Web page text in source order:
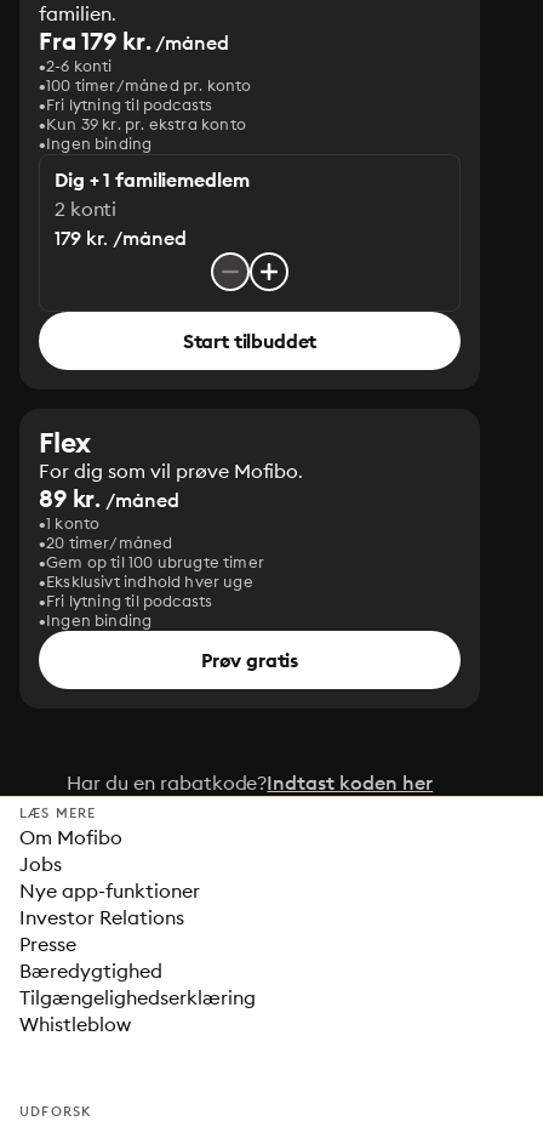
familien.
Fra 179 kr./måned
2-6 konti
100 timer/måned pr. konto
Fri lytning til podcasts
Kun 39 kr. pr. ekstra konto
Ingen binding
Dig + 1 familiemedlem
2 konti
179 kr. /måned
Start tilbuddet
Flex
For dig som vil prøve Mofibo.
89 kr. /måned
1 konto
20 timer/måned
Gem op til 100 ubrugte timer
Eksklusivt indhold hver uge
Fri lytning til podcasts
Ingen binding
Prøv gratis
Har du en rabatkode?Indtast koden her
LÆS MERE
Om Mofibo
Jobs
Nye app-funktioner
Investor Relations
Presse
Bæredygtighed
Tilgængelighedserklæring
Whistleblow
UDFORSK